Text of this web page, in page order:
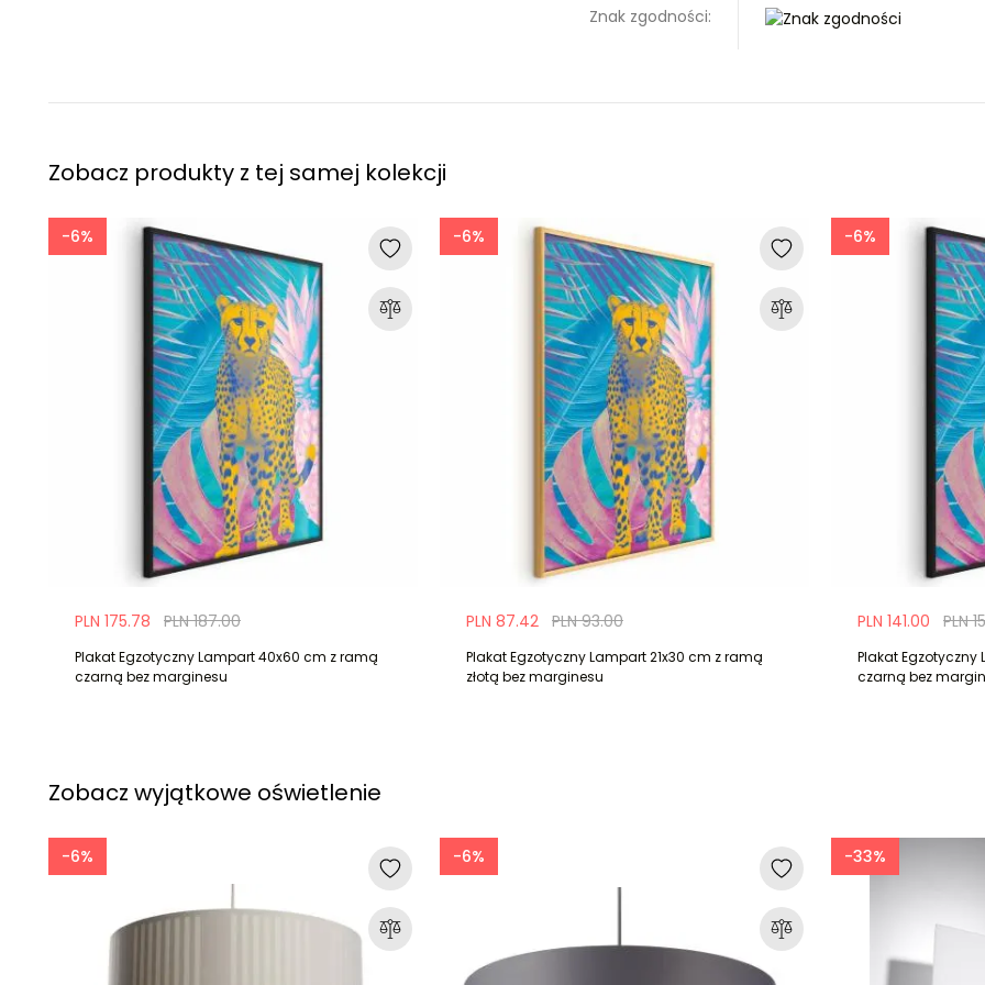
Znak zgodności:
Zobacz produkty z tej samej kolekcji
-6%
PLN 187.00
PLN 175.78
Plakat Egzotyczny Lampart 40x60 cm z ramą
czarną bez marginesu
-6%
PLN 93.00
PLN 87.42
Plakat Egzotyczny Lampart 21x30 cm z ramą
złotą bez marginesu
-6%
PLN
PLN 141.00
Plakat Egzotyczny
czarną bez
Zobacz wyjątkowe oświetlenie
-6% -6% -33%